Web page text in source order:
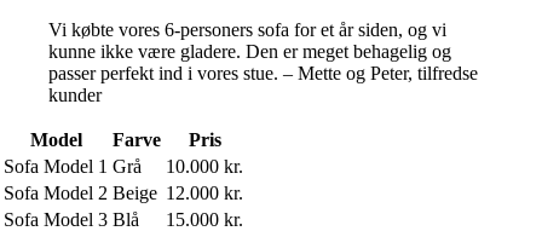
Vi købte vores 6-personers sofa for et år siden, og vi
kunne ikke være gladere. Den er meget behagelig og
passer perfekt ind i vores stue. – Mette og Peter, tilfredse
kunder
Model Farve
Pris
Sofa Model 1 Grå
10.000 kr.
Sofa Model 2 Beige 12.000 kr.
Sofa Model 3 Blå 15.000 kr.